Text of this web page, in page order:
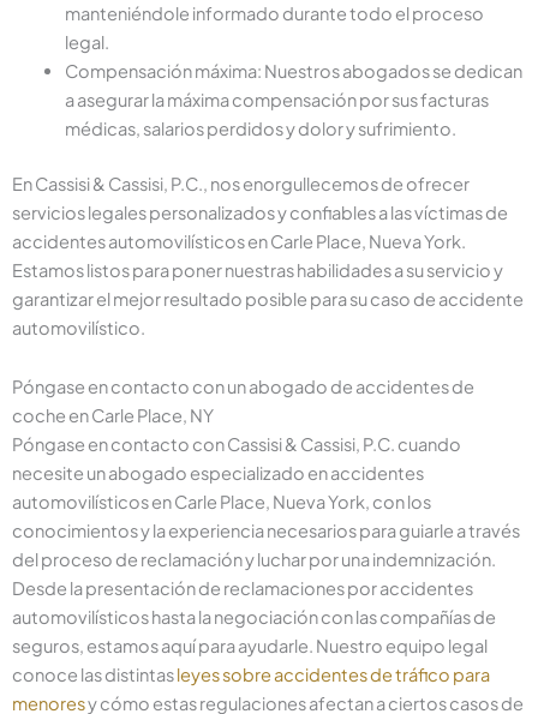
manteniéndole informado durante todo el proceso
legal.
Compensación máxima: Nuestros abogados se dedican
a asegurar la máxima compensación por sus facturas
médicas, salarios perdidos y dolor y sufrimiento.
En Cassisi & Cassisi, P.C., nos enorgullecemos de ofrecer
servicios legales personalizados y confiables a las víctimas de
accidentes automovilísticos en Carle Place, Nueva York.
Estamos listos para poner nuestras habilidades a su servicio y
garantizar el mejor resultado posible para su caso de accidente
automovilístico.
Póngase en contacto con un abogado de accidentes de
coche en Carle Place, NY
Póngase en contacto con Cassisi & Cassisi, P.C. cuando
necesite un abogado especializado en accidentes
automovilísticos en Carle Place, Nueva York, con los
conocimientos y la experiencia necesarios para guiarle a través
del proceso de reclamación y luchar por una indemnización.
Desde la presentación de reclamaciones por accidentes
automovilísticos hasta la negociación con las compañías de
seguros, estamos aquí para ayudarle. Nuestro equipo legal
conoce las distintasleyes sobre accidentes de tráfico para
menoresy cómo estas regulaciones afectan a ciertos casos de